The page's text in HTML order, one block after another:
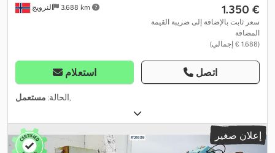
النرويج 3.688 km ‏1.350 €
سعر ثابت بالإضافة إلى ضريبة القيمة
المضافة
(‏1.688 € إجمالي)
استعلام اتصل
الحالة: مستعمل ,
إعلان صغير